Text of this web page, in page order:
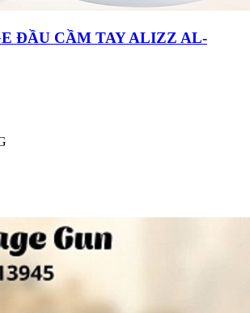
ĐẦU CẦM TAY ALIZZ AL-